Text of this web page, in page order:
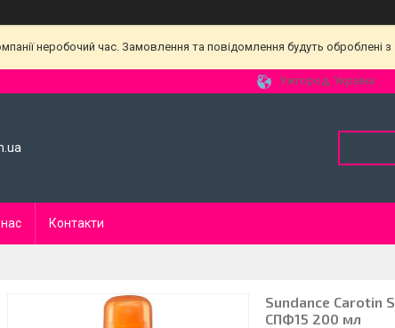
неробочий час. Замовлення та повідомлення будуть оброблені
Ужгород, Україна
Контакти
Sundance Carotin
СПФ15 200 мл